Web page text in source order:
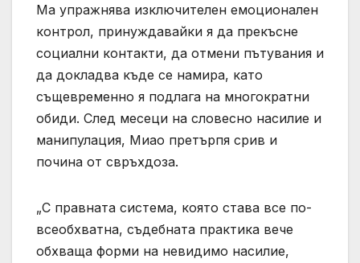
Ма упражнява изключителен емоционален
контрол, принуждавайки я да прекъсне
социални контакти, да отмени пътувания и
да докладва къде се намира, като
същевременно я подлага на многократни
обиди. След месеци на словесно насилие и
манипулация, Миао претърпя срив и
почина от свръхдоза.
„С правната система, която става все по-
всеобхватна, съдебната практика вече
обхваща форми на невидимо насилие,